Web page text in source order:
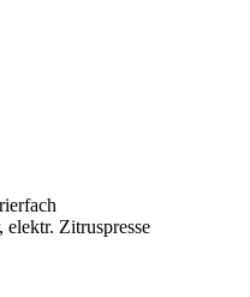
elektr. Zitruspresse